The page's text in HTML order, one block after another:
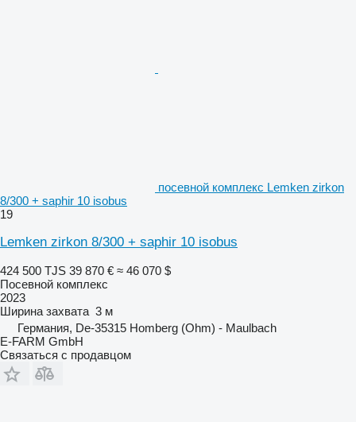
посевной комплекс Lemken zirkon
8/300 + saphir 10 isobus
19
Lemken zirkon 8/300 + saphir 10 isobus
424 500 TJS 39 870 € ≈ 46 070 $
Посевной комплекс
2023
Ширина захвата 3 м
Германия, De-35315 Homberg (Ohm) - Maulbach
E-FARM GmbH
Связаться с продавцом